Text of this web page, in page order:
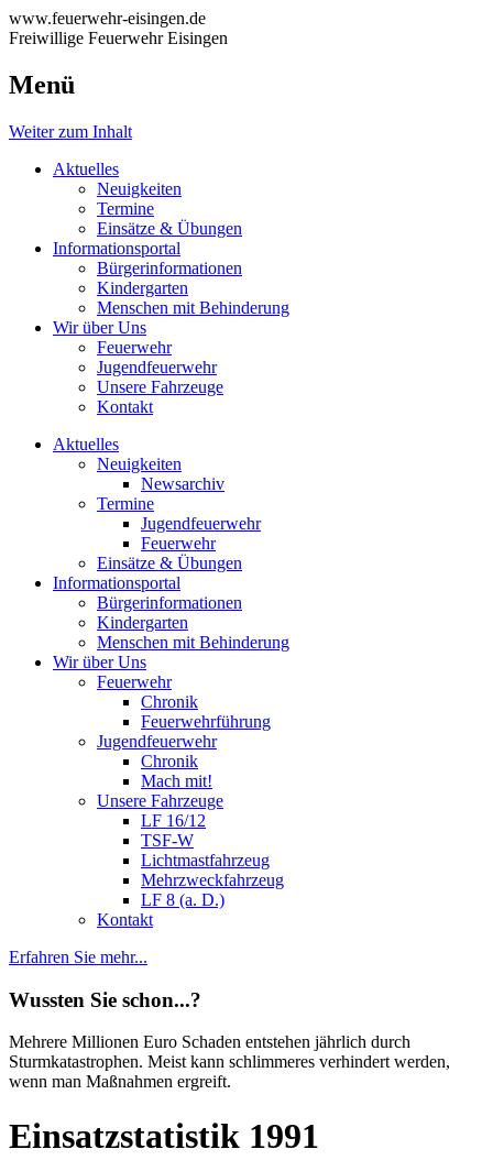
www.feuerwehr-eisingen.de
Freiwillige Feuerwehr Eisingen
Menü
Weiter zum Inhalt
Aktuelles
Neuigkeiten
Termine
Einsätze & Übungen
Informationsportal
Bürgerinformationen
Kindergarten
Menschen mit Behinderung
Wir über Uns
Feuerwehr
Jugendfeuerwehr
Unsere Fahrzeuge
Kontakt
Aktuelles
Neuigkeiten
Newsarchiv
Termine
Jugendfeuerwehr
Feuerwehr
Einsätze & Übungen
Informationsportal
Bürgerinformationen
Kindergarten
Menschen mit Behinderung
Wir über Uns
Feuerwehr
Chronik
Feuerwehrführung
Jugendfeuerwehr
Chronik
Mach mit!
Unsere Fahrzeuge
LF 16/12
TSF-W
Lichtmastfahrzeug
Mehrzweckfahrzeug
LF 8 (a. D.)
Kontakt
Erfahren Sie mehr...
Wussten Sie schon...?
Mehrere Millionen Euro Schaden entstehen jährlich durch
Sturmkatastrophen. Meist kann schlimmeres verhindert werden,
wenn man Maßnahmen ergreift.
Einsatzstatistik 1991